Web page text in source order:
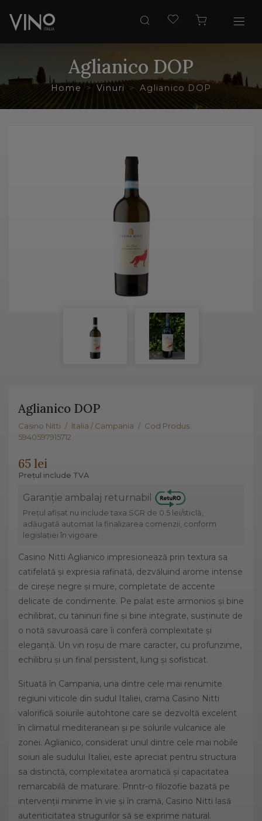
Aglianico DOP
Home Vinuri Aglianico DOP
Aglianico DOP
Casino Nitti / Italia / Campania / Cod Produs:
5940597915712
65 lei
Prețul include TVA
Garanție ambalaj returnabil
Prețul afișat nu include taxa SGR de 0.5 lei/sticlă,
adăugată automat la finalizarea comenzii, conform
legislației în vigoare.
Casino Nitti Aglianico impresionează prin textura sa
catifelată și expresia rafinată, dezvăluind arome intense
de cireșe negre și mure, completate de accente
delicate de condimente. Pe palat este armonios și bine
echilibrat, cu taninuri fine și bine integrate, susținute de
o notă savuroasă care îi conferă complexitate și
eleganță. Un vin roșu de mare caracter, cu profunzime,
echilibru și un final persistent, lung și sofisticat.
Situată în Campania, una dintre cele mai renumite
regiuni viticole din sudul Italiei, crama Casino Nitti
valorifică soiurile autohtone care se dezvoltă excelent
în climatul mediteranean și pe solurile vulcanice ale
zonei. Aglianico, considerat unul dintre cele mai nobile
soiuri ale sudului Italiei, este apreciat pentru structura
sa distinctă, complexitatea aromatică și capacitatea
remarcabilă de maturare. Printr-o filozofie bazată pe
intervenții minime în vie și în cramă, Casino Nitti lasă
autenticitatea strugurilor să se exprime natural.